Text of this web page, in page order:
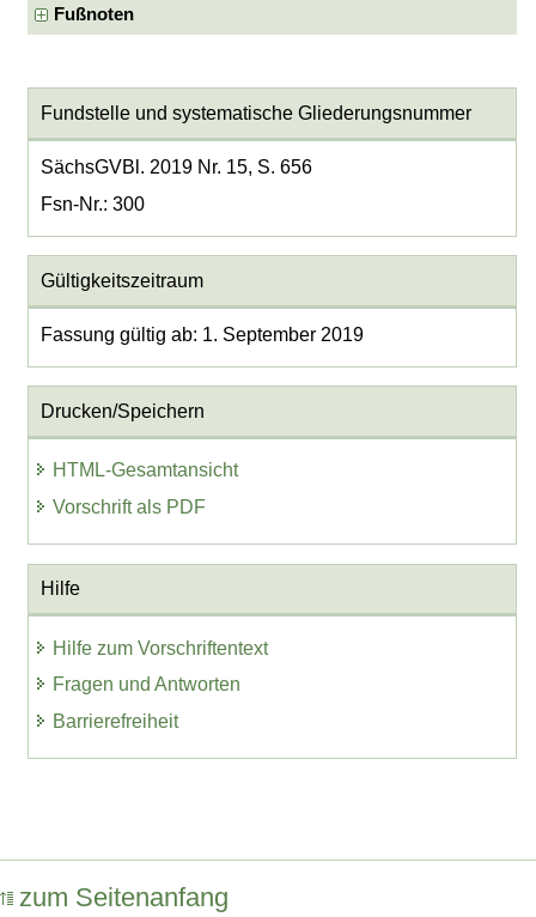
Fußnoten
Fundstelle und systematische Gliederungsnummer
SächsGVBl. 2019 Nr. 15, S. 656
Fsn-Nr.: 300
Gültigkeitszeitraum
Fassung gültig ab: 1. September 2019
Drucken/Speichern
HTML-Gesamtansicht
Vorschrift als PDF
Hilfe
Hilfe zum Vorschriftentext
Fragen und Antworten
Barrierefreiheit
zum Seitenanfang